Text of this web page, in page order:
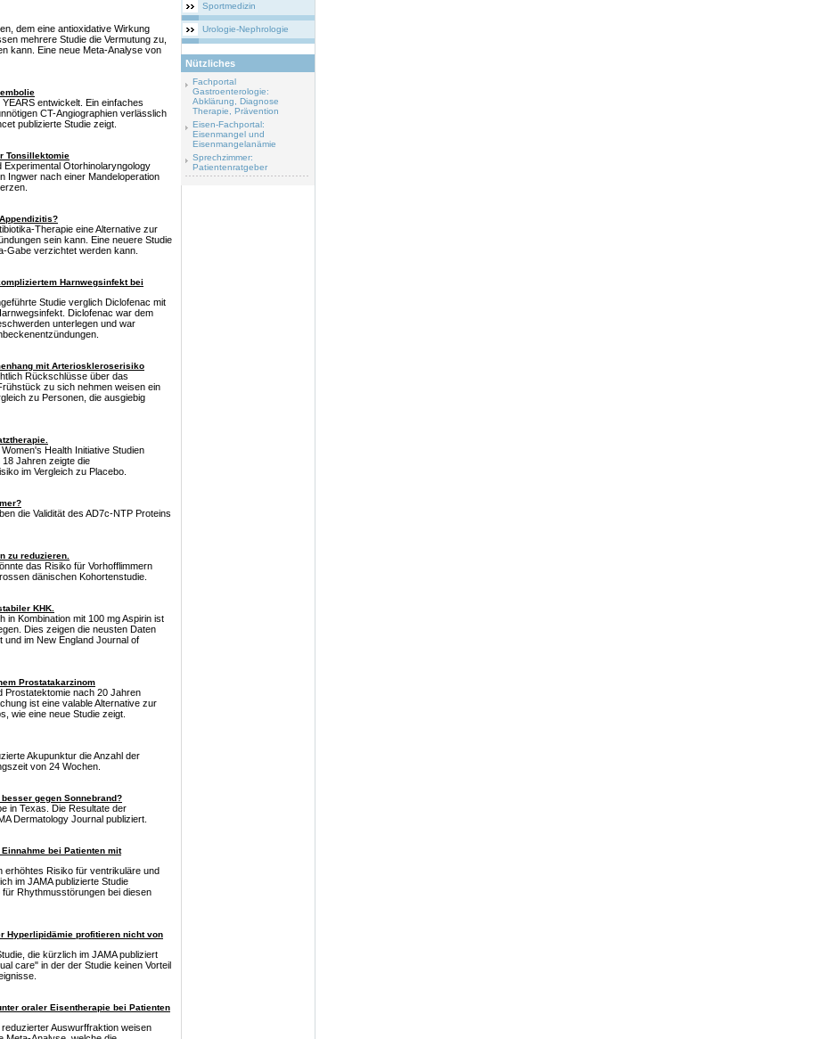
dem eine antioxidative Wirkung
mehrere Studie die Vermutung zu,
kann. Eine neue Meta-Analyse von
entwickelt. Ein einfaches
CT-Angiographien verlässlich
publizierte Studie zeigt.
Tonsillektomie
Otorhinolaryngology
Ingwer nach einer Mandeloperation
Therapie eine Alternative zur
sein kann. Eine neuere Studie
Gabe verzichtet werden kann.
Harnwegsinfekt bei
Studie verglich Diclofenac mit
Diclofenac war dem
unterlegen und war
mit Arterioskleroserisiko
Rückschlüsse über das
zu sich nehmen weisen ein
zu Personen, die ausgiebig
Health Initiative Studien
Jahren zeigte die
im Vergleich zu Placebo.
die Validität des AD7c-NTP Proteins
zu reduzieren.
das Risiko für Vorhofflimmern
dänischen Kohortenstudie.
KHK.
in Kombination mit 100 mg Aspirin ist
Dies zeigen die neusten Daten
und im New England Journal of
Prostatakarzinom
Prostatektomie nach 20 Jahren
ist eine valable Alternative zur
wie eine neue Studie zeigt.
Akupunktur die Anzahl der
von 24 Wochen.
gegen Sonnebrand?
in Texas. Die Resultate der
Dermatology Journal publiziert.
bei Patienten mit
erhöhtes Risiko für ventrikuläre und
im JAMA publizierte Studie
Rhythmusstörungen bei diesen
Hyperlipidämie profitieren nicht von
die kürzlich im JAMA publiziert
care" in der der Studie keinen Vorteil
oraler Eisentherapie bei Patienten
Auswurffraktion weisen
Sportmedizin
Urologie-Nephrologie
Nützliches
Fachportal
Gastroenterologie:
Abklärung, Diagnose
Therapie, Prävention
Eisen-Fachportal:
Eisenmangel und
Eisenmangelanämie
Sprechzimmer:
Patientenratgeber